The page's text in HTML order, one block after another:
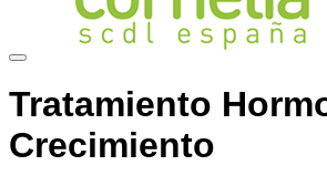
Tratamiento
Crecimiento